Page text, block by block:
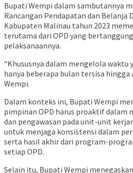
Bupati Wempi dalam sambutannya
Rancangan Pendapatan dan Belanja
Kabupaten Malinau tahun 2023
terutama dari OPD yang
pelaksanaannya.
“Khususnya dalam mengelola waktu
hanya beberapa bulan tersisa
Wempi.
Dalam konteks ini, Bupati Wempi
pimpinan OPD harus proaktif dalam
dan pengawasan pada unit-unit
untuk menjaga konsistensi dalam
serta hasil akhir dari program-
setiap OPD.
Selain itu, Bupati Wempi